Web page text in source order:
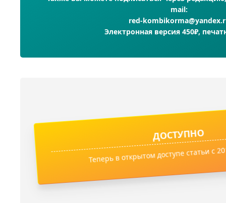
mail:
red-
Электронная версия 450₽,
ДОСТУПНО
Теперь в открытом доступе статьи с